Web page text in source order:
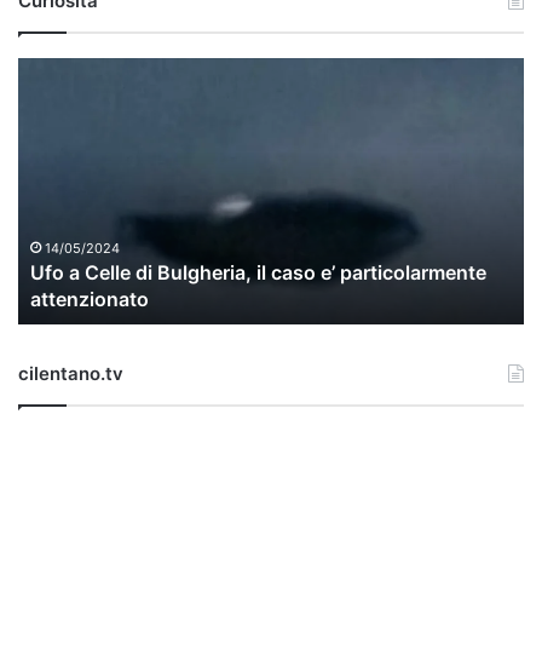
i
u
l
14/05/2024
Ufo a Celle di Bulgheria, il caso e’ particolarmente
attenzionato
cilentano.tv